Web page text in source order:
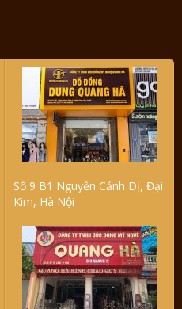
Số 9 B1 Nguyễn Cảnh Dị, Đại
Kim, Hà Nội